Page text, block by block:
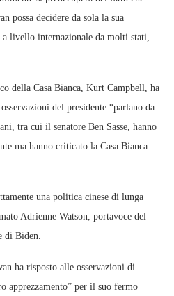
possa decidere da sola la sua
livello internazionale da molti stati,
della Casa Bianca, Kurt Campbell, ha
del presidente “parlano da
tra cui il senatore Ben Sasse, hanno
ma hanno criticato la Casa Bianca
una politica cinese di lunga
Adrienne Watson, portavoce del
di Biden.
ha risposto alle osservazioni di
apprezzamento” per il suo fermo